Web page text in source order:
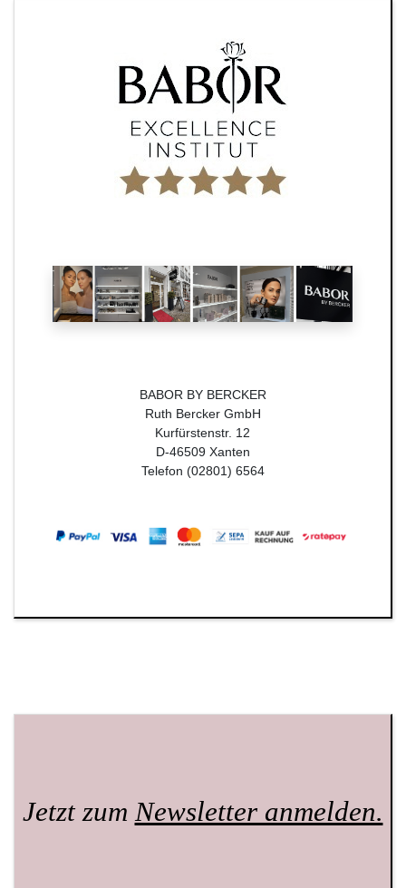
BABOR BY BERCKER
Ruth Bercker GmbH
Kurfürstenstr. 12
D-46509 Xanten
Telefon (02801) 6564
Jetzt zumNewsletter anmelden.